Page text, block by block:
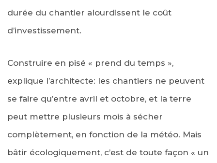
durée du chantier alourdissent le coût
d’investissement.
Construire en pisé « prend du temps »,
explique l’architecte: les chantiers ne peuvent
se faire qu’entre avril et octobre, et la terre
peut mettre plusieurs mois à sécher
complètement, en fonction de la météo. Mais
bâtir écologiquement, c’est de toute façon « un